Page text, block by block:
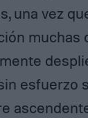
una vez
muchas
esfuerzo